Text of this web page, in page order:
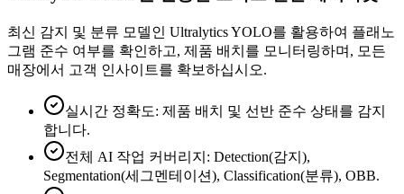
최신 감지 및 분류 모델인 Ultralytics YOLO를 활용하여 플래노
그램 준수 여부를 확인하고, 제품 배치를 모니터링하며, 모든
매장에서 고객 인사이트를 확보하십시오.
실시간 정확도: 제품 배치 및 선반 준수 상태를 감지
합니다.
전체 AI 작업 커버리지 : Detection(감지),
Segmentation(세그멘테이션), Classification(분류), OBB.